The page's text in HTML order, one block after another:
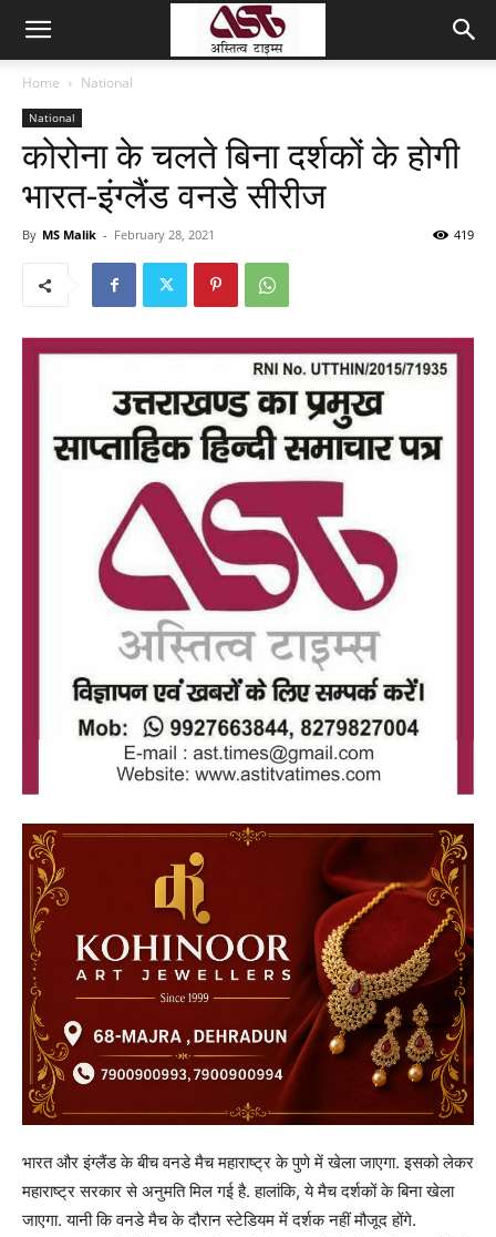
Home National
National
कोरोना के चलते बिना दर्शकों के होगी
भारत-इंग्लैंड वनडे सीरीज
By MS Malik - February 28, 2021 419
भारत और इंग्लैंड के बीच वनडे मैच महाराष्ट्र के पुणे में खेला जाएगा. इसको लेकर
महाराष्ट्र सरकार से अनुमति मिल गई है. हालांकि, ये मैच दर्शकों के बिना खेला
जाएगा. यानी कि वनडे मैच के दौरान स्टेडियम में दर्शक नहीं मौजूद होंगे.